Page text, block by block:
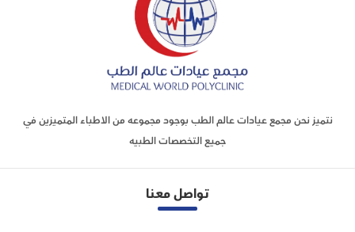
نتميز نحن مجمع عيادات عالم الطب بوجود مجموعه من الاطباء المتميزين في
جميع التخصصات الطبيه
تواصل معنا